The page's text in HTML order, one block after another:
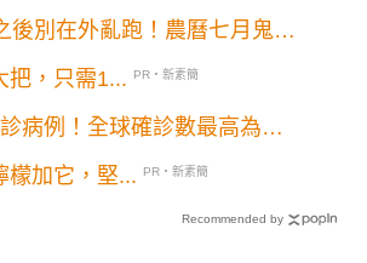
後別在外亂跑！農曆七月鬼月
把，只需1...
PR・新素簡
病例！全球確診數最高為美
檬加它，堅...
PR・新素簡
Recommended by